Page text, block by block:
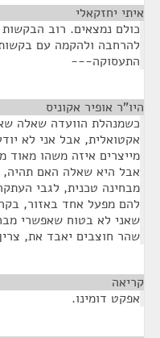
איתי יחזקאלי
כולם נמצאים. רוב
להרחבה ולהקמה עם
התעסוקה---
היו"ר אופיר אקוניס
כשמנהלת הוועדה שאלה
אקטואלית, אבל אני לא
אבל היא שאלה האם תהיה,
מבחינה טכנית, לגבי
להם מפעל אחד באזור,
שאני לא בטוח שאפשרי
שהר חוצבים יאבד את,
קריאה
אפקט דומינו.